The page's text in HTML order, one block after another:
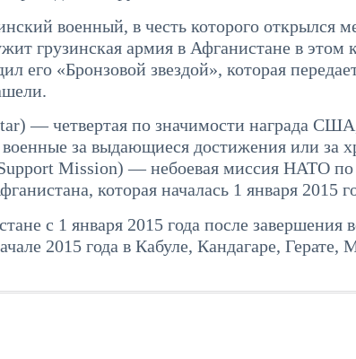
военный, в честь которого открылся
грузинская армия в Афганистане в этом
его «Бронзовой звездой», которая
— четвертая по значимости награда
за выдающиеся достижения или за
Mission) — небоевая миссия НАТО
которая началась 1 января 2015
с 1 января 2015 года после завершения
2015 года в Кабуле, Кандагаре,